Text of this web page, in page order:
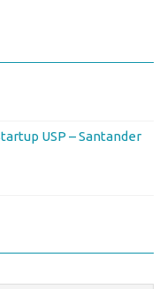
USP – Santander